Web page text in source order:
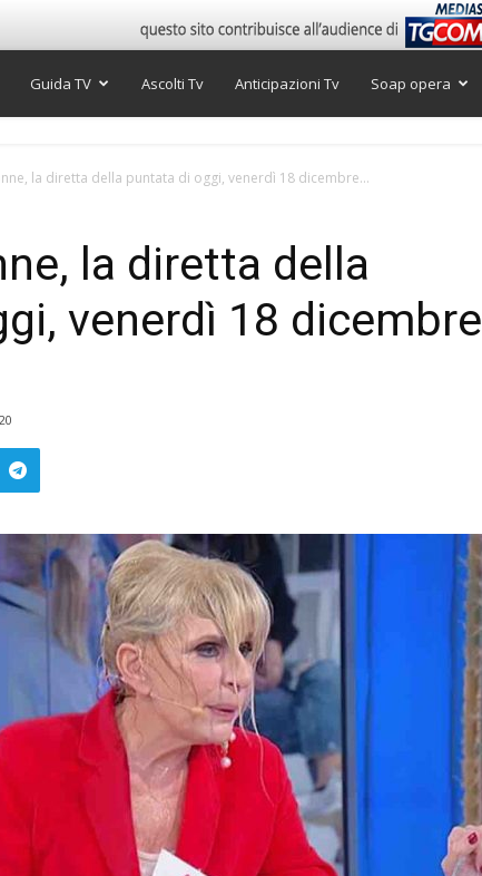
Guida TV Ascolti Tv Anticipazioni Tv Soap opera
la diretta della puntata di oggi, venerdì 18 dicembre...
la diretta della
venerdì 18 dicembre